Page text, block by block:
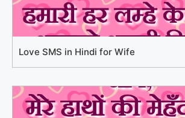
Love SMS in Hindi for Wife